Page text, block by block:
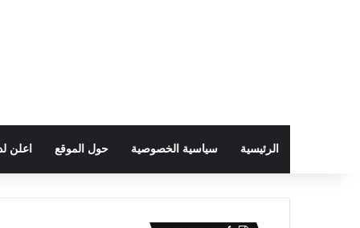
الرئيسية سياسية الخصوصية حول الموقع اعلن